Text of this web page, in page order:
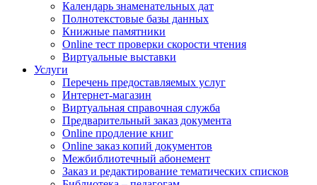
Календарь знаменательных дат
Полнотекстовые базы данных
Книжные памятники
Online тест проверки скорости чтения
Виртуальные выставки
Услуги
Перечень предоставляемых услуг
Интернет-магазин
Виртуальная справочная служба
Предварительный заказ документа
Online продление книг
Online заказ копий документов
Межбиблиотечный абонемент
Заказ и редактирование тематических списков